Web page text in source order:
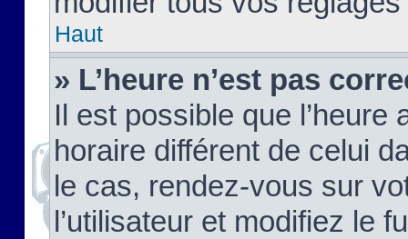
Haut
» L’heure n’est pas
Il est possible que
horaire différent de celui
le cas, rendez-vous sur
l’utilisateur et modifiez le